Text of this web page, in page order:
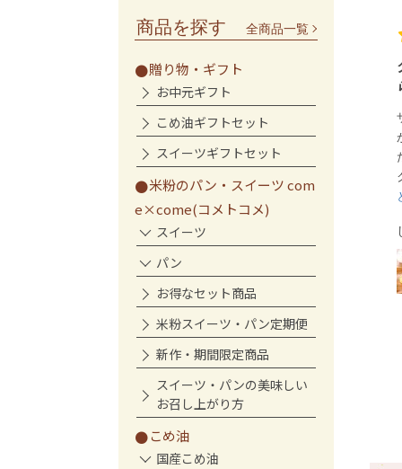
商品を探す 全商品一覧
贈り物・ギフト
お中元ギフト
こめ油ギフトセット
スイーツギフトセット
米粉のパン・スイーツ com
e×come(コメトコメ)
スイーツ
パン
お得なセット商品
米粉スイーツ・パン定期便
新作・期間限定商品
スイーツ・パンの美味しい
お召し上がり方
こめ油
国産こめ油
クロテッドクリームを塗るとさ
らによし！
ザクザク…ではなかったのが残念です
が、ふわふわちょうどいい甘さでし
た。
クロテッドクリームをつけて食...
と見る
しふぉん様